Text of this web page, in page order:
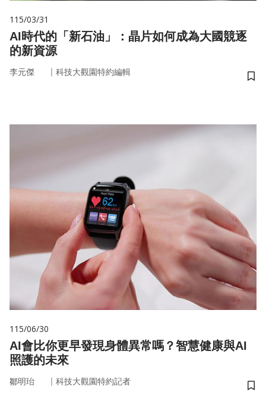
115/03/31
AI時代的「新石油」：晶片如何成為大國競逐
的新資源
李元傑 ｜ 科技大觀園特約編輯
儲
115/06/30
AI會比你更早發現身體異常嗎？智慧健康與AI
照護的未來
鄒明珆 ｜ 科技大觀園特約記者
儲